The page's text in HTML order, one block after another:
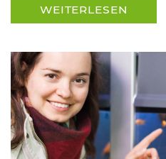
WEITERLESEN